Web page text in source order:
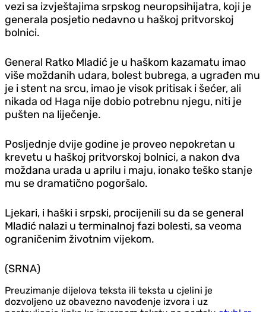
vezi sa izvještajima srpskog neuropsihijatra, koji je
generala posjetio nedavno u haškoj pritvorskoj
bolnici.
General Ratko Mladić je u haškom kazamatu imao
više moždanih udara, bolest bubrega, a ugrađen mu
je i stent na srcu, imao je visok pritisak i šećer, ali
nikada od Haga nije dobio potrebnu njegu, niti je
pušten na liječenje.
Posljednje dvije godine je proveo nepokretan u
krevetu u haškoj pritvorskoj bolnici, a nakon dva
moždana urada u aprilu i maju, ionako teško stanje
mu se dramatično pogoršalo.
Ljekari, i haški i srpski, procijenili su da se general
Mladić nalazi u terminalnoj fazi bolesti, sa veoma
ograničenim životnim vijekom.
(SRNA)
Preuzimanje dijelova teksta ili teksta u cjelini je
dozvoljeno uz obavezno navođenje izvora i uz